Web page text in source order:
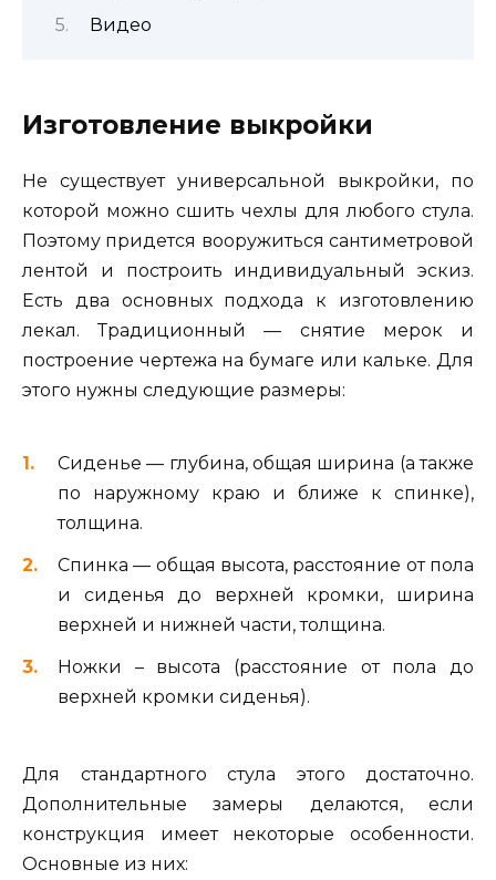
Видео
Изготовление выкройки
Не существует универсальной выкройки, по
которой можно сшить чехлы для любого стула.
Поэтому придется вооружиться сантиметровой
лентой и построить индивидуальный эскиз.
Есть два основных подхода к изготовлению
лекал. Традиционный — снятие мерок и
построение чертежа на бумаге или кальке. Для
этого нужны следующие размеры:
Сиденье — глубина, общая ширина (а также
по наружному краю и ближе к спинке),
толщина.
Спинка — общая высота, расстояние от пола
и сиденья до верхней кромки, ширина
верхней и нижней части, толщина.
Ножки – высота (расстояние от пола до
верхней кромки сиденья).
Для стандартного стула этого достаточно.
Дополнительные замеры делаются, если
конструкция имеет некоторые особенности.
Основные из них: